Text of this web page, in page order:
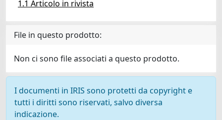
1.1 Articolo in rivista
File in questo prodotto:
Non ci sono file associati a questo prodotto.
I documenti in IRIS sono protetti da copyright e
tutti i diritti sono riservati, salvo diversa
indicazione.